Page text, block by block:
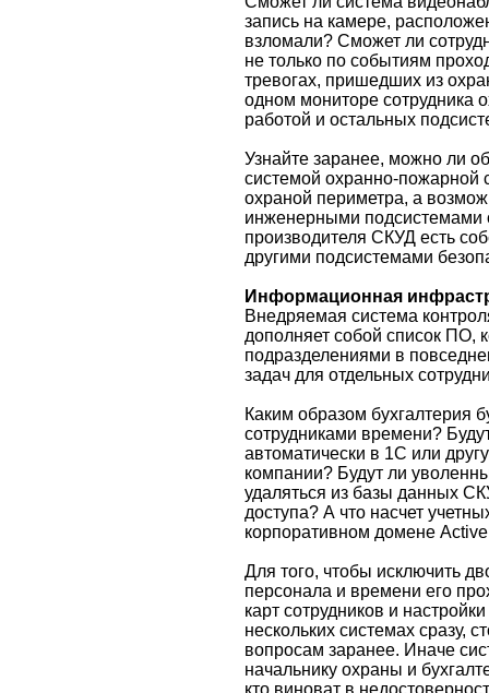
запись на камере,
взломали? Сможет ли
не только по событиям
тревогах, пришедших из
одном мониторе сотрудника
работой и остальных
Узнайте заранее, можно ли
системой охранно-пожарной
охраной периметра, а
инженерными подсистемами
производителя СКУД есть
другими подсистемами
Информационная
Внедряемая система
дополняет собой список ПО,
подразделениями в
задач для отдельных
Каким образом бухгалтерия
сотрудниками времени?
автоматически в 1С или
компании? Будут ли
удаляться из базы данных
доступа? А что насчет
корпоративном домене
Для того, чтобы исключить
персонала и времени его
карт сотрудников и
нескольких системах сразу,
вопросам заранее. Иначе
начальнику охраны и
кто виноват в